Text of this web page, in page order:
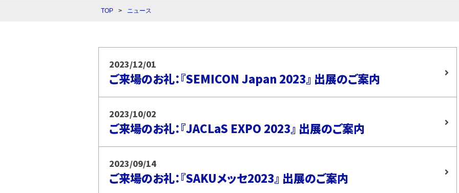
TOP > ニュース
2023/12/01
ご来場のお礼：『SEMICON Japan 2023』 出展のご案内
2023/10/02
ご来場のお礼：『JACLaS EXPO 2023』 出展のご案内
2023/09/14
ご来場のお礼：『SAKUメッセ2023』 出展のご案内